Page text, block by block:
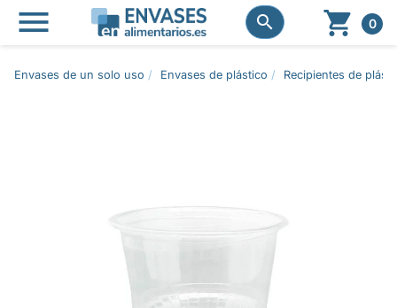
 
  0
Envases de un solo uso Envases de plástico Recipientes de